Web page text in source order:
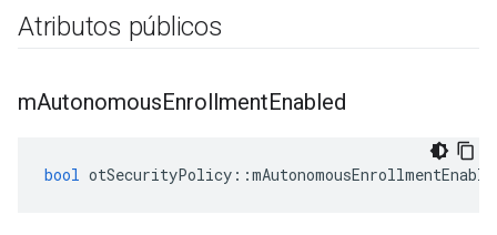
Atributos públicos
mAutonomousEnrollmentEnabled
bool otSecurityPolicy ::